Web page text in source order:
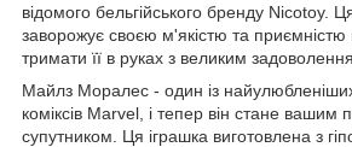
відомого бельгійського бренду Nicotoy.
заворожує своєю м'якістю та приємністю
тримати її в руках з великим
Майлз Моралес - один із найулюбленіших
коміксів Marvel, і тепер він стане вашим
супутником. Ця іграшка виготовлена з